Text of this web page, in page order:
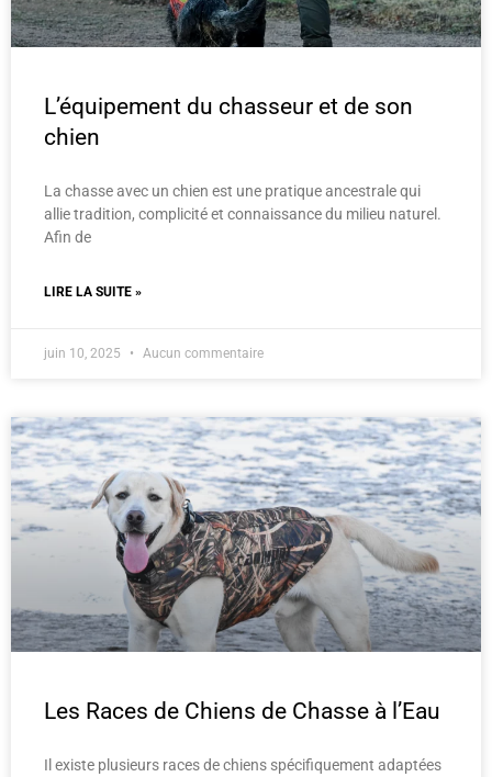
L’équipement du chasseur et de son
chien
La chasse avec un chien est une pratique ancestrale qui
allie tradition, complicité et connaissance du milieu naturel.
Afin de
LIRE LA SUITE »
juin 10, 2025 Aucun commentaire
Les Races de Chiens de Chasse à l’Eau
Il existe plusieurs races de chiens spécifiquement adaptées